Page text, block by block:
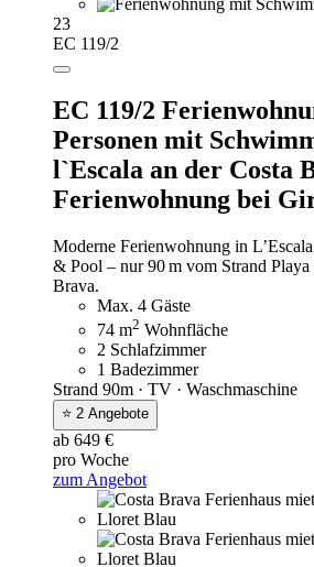
23
EC 119/2
EC 119/2
Personen mit
l`Escala an der Costa
Ferienwohnung bei
Moderne Ferienwohnung in
& Pool – nur 90 m vom Strand Playa
Brava.
Max. 4 Gäste
74 m2 Wohnfläche
2 Schlafzimmer
1 Badezimmer
Strand 90m · TV · Waschmaschine
⭐ 2 Angebote
ab 649 €
pro Woche
zum Angebot